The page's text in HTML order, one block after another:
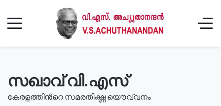
സഖാവ് വി.എസ്
കേരളത്തിൻറെ സമരതീക്ഷ്ണ യൌവ്വനം